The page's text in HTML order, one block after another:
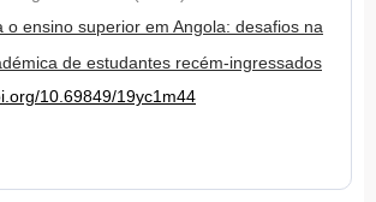
o ensino superior em Angola: desafios na
de estudantes recém-ingressados
10.69849/19yc1m44